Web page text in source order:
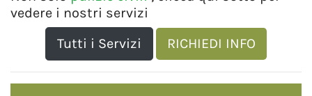
vedere i nostri servizi
Tutti i Servizi
RICHIEDI INFO